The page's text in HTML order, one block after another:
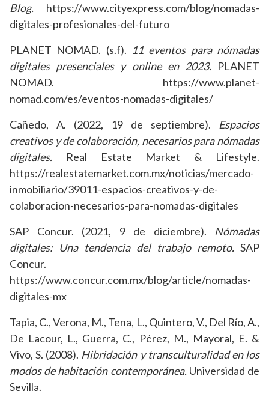
Blog. https://www.cityexpress.com/blog/nomadas-
digitales-profesionales-del-futuro
PLANET NOMAD. (s.f). 11 eventos para nómadas
digitales presenciales y online en 2023. PLANET
NOMAD. https://www.planet-
nomad.com/es/eventos-nomadas-digitales/
Cañedo, A. (2022, 19 de septiembre). Espacios
creativos y de colaboración, necesarios para nómadas
digitales. Real Estate Market & Lifestyle.
https://realestatemarket.com.mx/noticias/mercado-
inmobiliario/39011-espacios-creativos-y-de-
colaboracion-necesarios-para-nomadas-digitales
SAP Concur. (2021, 9 de diciembre). Nómadas
digitales: Una tendencia del trabajo remoto. SAP
Concur.
https://www.concur.com.mx/blog/article/nomadas-
digitales-mx
Tapia, C., Verona, M., Tena, L., Quintero, V., Del Río, A.,
De Lacour, L., Guerra, C., Pérez, M., Mayoral, E. &
Vivo, S. (2008). Hibridación y transculturalidad en los
modos de habitación contemporánea. Universidad de
Sevilla.